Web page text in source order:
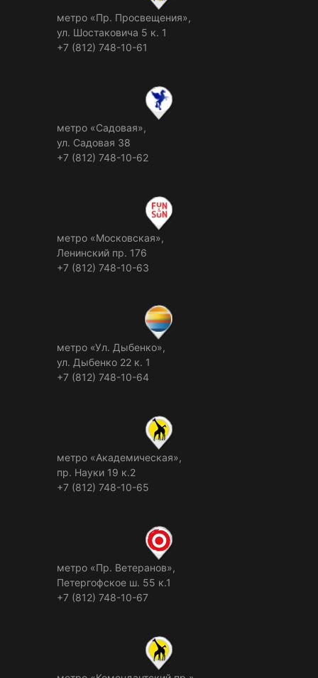
метро «Пр. Просвещения»,
ул. Шостаковича 5 к. 1
+7 (812) 748-10-61
метро «Садовая»,
ул. Садовая 38
+7 (812) 748-10-62
метро «Московская»,
Ленинский пр. 176
+7 (812) 748-10-63
метро «Ул. Дыбенко»,
ул. Дыбенко 22 к. 1
+7 (812) 748-10-64
метро «Академическая»,
пр. Науки 19 к.2
+7 (812) 748-10-65
метро «Пр. Ветеранов»,
Петергофское ш. 55 к.1
+7 (812) 748-10-67